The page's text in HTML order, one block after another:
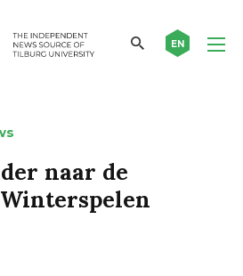
EN
naar de